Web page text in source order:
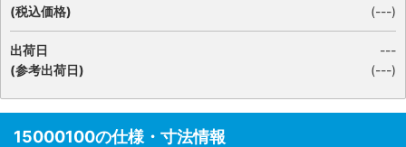
(税込価格)
(---)
出荷日
(参考出荷日)
---
(---)
15000100の仕様・寸法情報